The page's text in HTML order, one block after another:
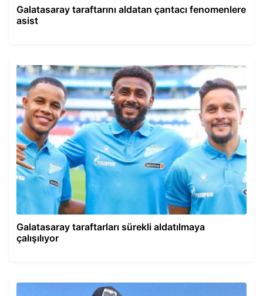
Galatasaray taraftarını aldatan çantacı fenomenlere
asist
Galatasaray taraftarları sürekli aldatılmaya
çalışılıyor